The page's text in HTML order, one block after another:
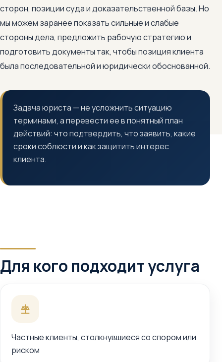
сторон, позиции суда и доказательственной базы. Но
мы можем заранее показать сильные и слабые
стороны дела, предложить рабочую стратегию и
подготовить документы так, чтобы позиция клиента
была последовательной и юридически обоснованной.
Задача юриста — не усложнить ситуацию
терминами, а перевести ее в понятный план
действий: что подтвердить, что заявить, какие
сроки соблюсти и как защитить интерес
клиента.
Для кого подходит услуга
Частные клиенты, столкнувшиеся со спором или
риском